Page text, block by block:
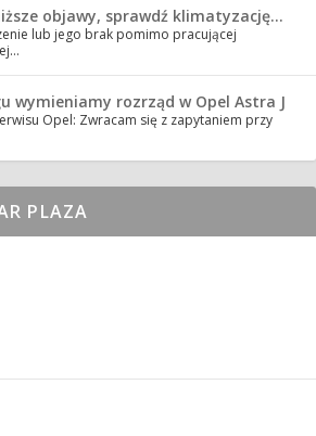
objawy, sprawdź klimatyzację…
lub jego brak pomimo pracującej
wymieniamy rozrząd w Opel Astra J
Opel: Zwracam się z zapytaniem przy
PLAZA